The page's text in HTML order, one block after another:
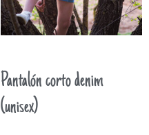
Pantalón corto denim
(unisex)